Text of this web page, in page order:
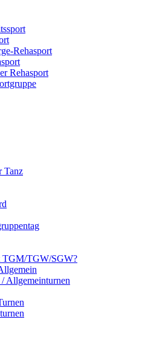
Rehasport
Rehasport
Tanz
TGM/TGW/SGW?
Allgemeinturnen